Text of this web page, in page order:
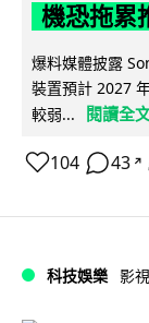
機恐拖累
爆料媒體披露
裝置預計 2027
較弱...
閱讀全
104 43 ↗
科技娛樂 影